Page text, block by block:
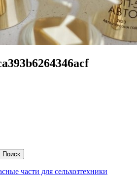
части для сельхозтехники